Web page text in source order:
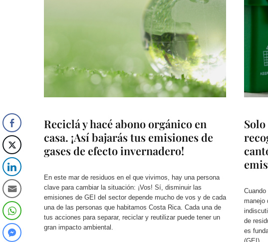
Reciclá y hacé abono orgánico en
casa. ¡Así bajarás tus emisiones de
gases de efecto invernadero!
En este mar de residuos en el que vivimos, hay una persona
clave para cambiar la situación: ¡Vos! Sí, disminuir las
emisiones de GEI del sector depende mucho de vos y de cada
una de las personas que habitamos Costa Rica. Cada una de
tus acciones para separar, reciclar y reutilizar puede tener un
gran impacto ambiental.
manejo
de
es